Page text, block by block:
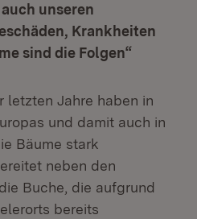
unseren
Krankheiten
sind die Folgen“
letzten Jahre haben in
und damit auch in
Bäume stark
neben den
Buche, die aufgrund
bereits